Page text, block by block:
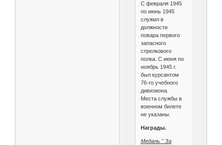
С февраля 1945
по июнь 1945
служил в
должности
повара первого
запасного
стрелкового
полка. С июня по
ноябрь 1945 г.
был курсантом
76-го учебного
дивизиона.
Места службы в
военном билете
не указаны.
Награды.
Медаль " За